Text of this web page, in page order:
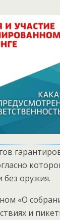
без оружия.
«О
и